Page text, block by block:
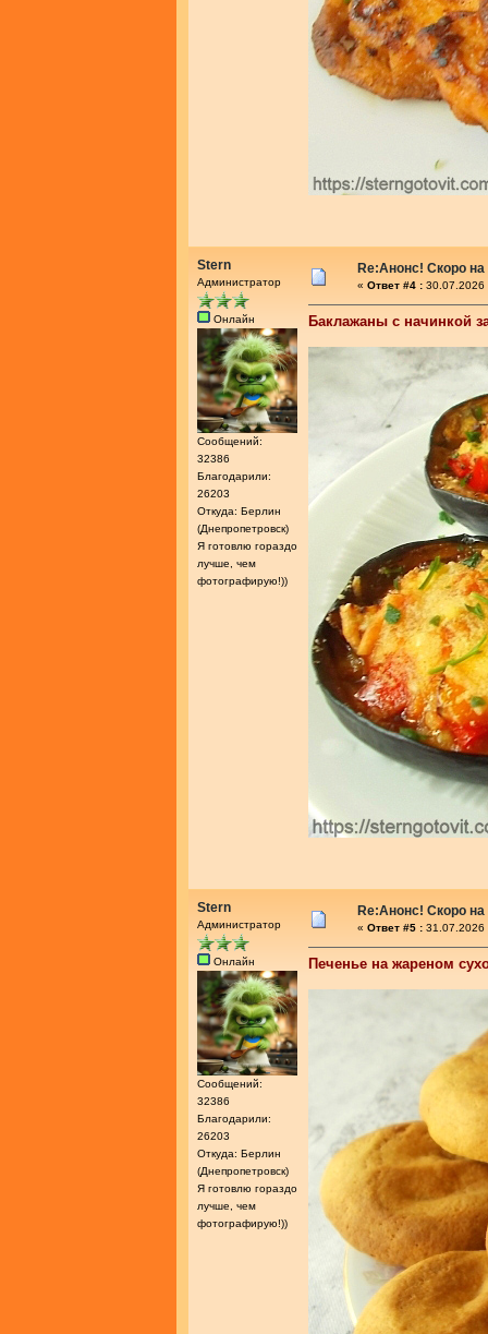
Stern
Администратор
Онлайн
Сообщений:
32386
Благодарили:
26203
Откуда: Берлин
(Днепропетровск)
Я готовлю гораздо
лучше, чем
фотографирую!))
Re:Анонс! Скоро
« Ответ #4 : 30.07.2026
Баклажаны с начинкой
Stern
Администратор
Онлайн
Сообщений:
32386
Благодарили:
26203
Откуда: Берлин
(Днепропетровск)
Я готовлю гораздо
лучше, чем
фотографирую!))
Re:Анонс! Скоро
« Ответ #5 : 31.07.2026
Печенье на жареном